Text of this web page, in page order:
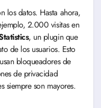
los datos. Hasta ahora,
2.000 visitas en
, un plugin que
de los usuarios. Esto
bloqueadores de
de privacidad
siempre son mayores.